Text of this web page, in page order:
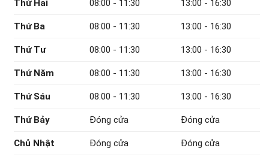
Thứ Hai 08:00 - 11:30 13:00 - 16:30
Thứ Ba 08:00 - 11:30 13:00 - 16:30
Thứ Tư 08:00 - 11:30 13:00 - 16:30
Thứ Năm 08:00 - 11:30 13:00 - 16:30
Thứ Sáu 08:00 - 11:30 13:00 - 16:30
Thứ Bảy Đóng cửa Đóng cửa
Chủ Nhật Đóng cửa Đóng cửa